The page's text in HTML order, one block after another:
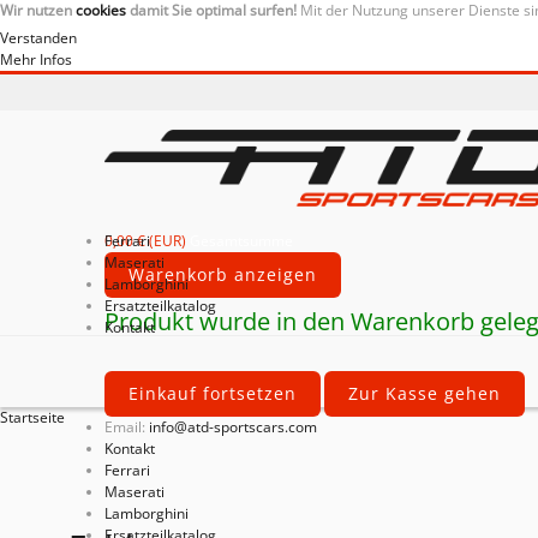
Wir nutzencookiesdamit Sie optimal surfen! Mit der Nutzung unserer Dienste
Verstanden
Mehr Infos
0,00 € (EUR)
Warenkorb anzeigen
Produkt wurde in den Warenkorb
Einkauf fortsetzen Zur Kasse gehen
Email: info@atd-sportscars.com
Kontakt
Ferrari
Maserati
Lamborghini
Ferrari
Maserati
Lamborghini
Ersatzteilkatalog
Kontakt
Startseite